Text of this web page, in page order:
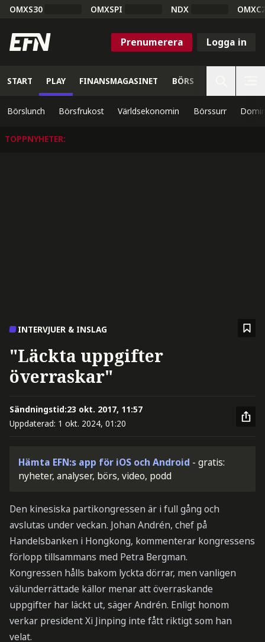
OMXS30 OMXSPI NDX
Prenumerera Logga in
START PLAY FINANSMAGASINET BÖRS
Börslunch Börsfrukost Världsekonomin Börssurr
TOPPNYHETER:
INTERVJUER & INSLAG
"Läckta uppgifter
överraskar"
Sändningstid:23 okt. 2017, 11:57
Uppdaterad: 1 okt. 2024, 01:20
Hämta EFN:s app för iOS och Android - gratis:
nyheter, analyser, börs, video, podd
Den kinesiska partikongressen är i full gång och
avslutas under veckan. Johan Andrén, chef på
Handelsbanken i Hongkong, kommenterar kongressens
förlopp tillsammans med Petra Bergman.
Kongressen hålls bakom lyckta dörrar, men vanligen
välunderrättade källor menar att överraskande
uppgifter har läckt ut, säger Andrén. Enligt honom
verkar president Xi Jinping inte fått riktigt som han
velat.